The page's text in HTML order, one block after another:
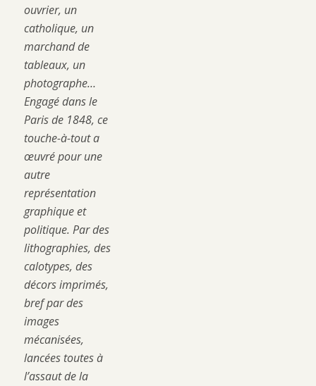
ouvrier, un
catholique, un
marchand de
tableaux, un
photographe…
Engagé dans le
Paris de 1848, ce
touche-à-tout a
œuvré pour une
autre
représentation
graphique et
politique. Par des
lithographies, des
calotypes, des
décors imprimés,
bref par des
images
mécanisées,
lancées toutes à
l’assaut de la